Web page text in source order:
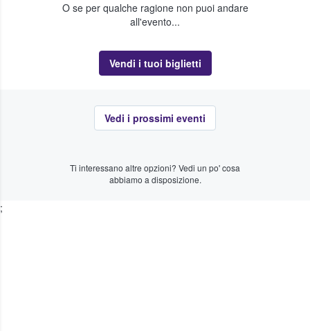
O se per qualche ragione non puoi andare
all'evento...
Vendi i tuoi biglietti
Vedi i prossimi eventi
Ti interessano altre opzioni? Vedi un po' cosa
abbiamo a disposizione.
;